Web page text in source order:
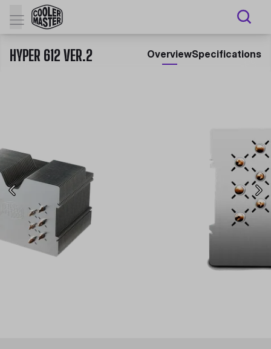
HYPER 612 VER.2 OverviewSpecifications